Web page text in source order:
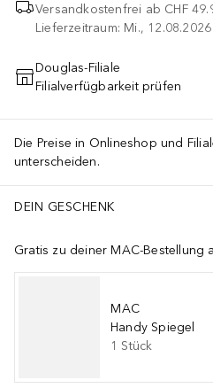
Versandkostenfrei ab CHF
Lieferzeitraum: Mi.,
IN DEN
Douglas-Filiale
Filialverfügbarkeit prüfen
Die Preise in Onlineshop und
unterscheiden.
DEIN GESCHENK
Gratis zu deiner MAC-Bestellung
MAC
Handy Spiegel
1 Stück